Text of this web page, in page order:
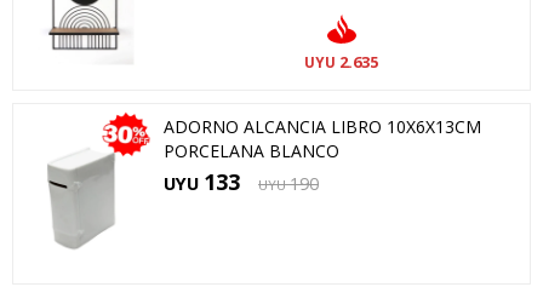
UYU 2.635
ADORNO ALCANCIA LIBRO 10X6X13CM
PORCELANA BLANCO
UYU 133 UYU 190